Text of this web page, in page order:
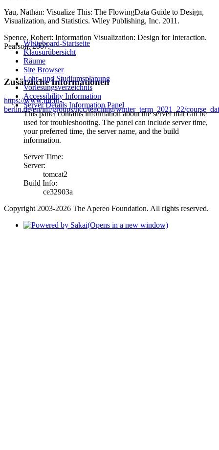
Yau, Nathan: Visualize This: The FlowingData Guide to Design,
Visualization, and Statistics. Wiley Publishing, Inc. 2011.
Spence, Robert: Information Visualization: Design for Interaction.
Pearson. 2007.
Zusätzliche Informationen
https://www.mi.fu-
berlin.de/en/inf/groups/hcc/teaching/winter_term_2021_22/
Whiteboard-Startseite
Klausurübersicht
Räume
Site Browser
Lehr- und Studiumsplanung
Vorlesungsverzeichnis
Accessibility Information
Server Details Information Panel
This panel contains information about the server that can be
used for troubleshooting. The panel can include server time,
your preferred time, the server name, and the build
information.
Server Time:
Server:
tomcat2
Build Info:
ce32903a
Copyright 2003-2026 The Apereo Foundation. All rights reserved.
(Opens in a new window)